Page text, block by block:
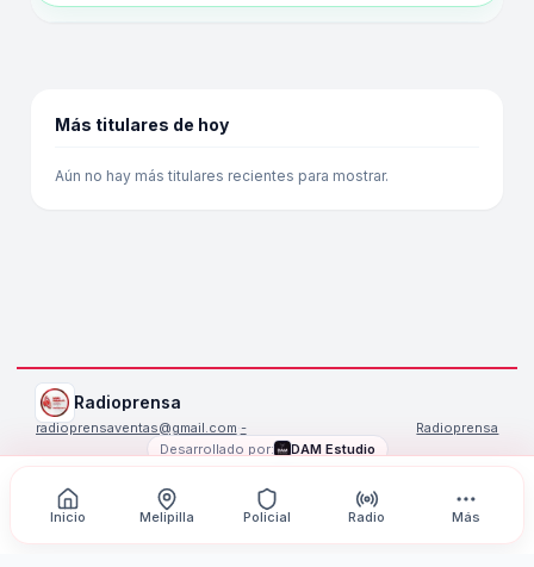
Más titulares de hoy
Aún no hay más titulares recientes para mostrar.
Radioprensa
radioprensaventas@gmail.com·-
Radioprensa
Desarrollado por:
DAM Estudio
2026 Radioprensa . Todos los derechos reservados.
Inicio
Melipilla Policial Radio Más